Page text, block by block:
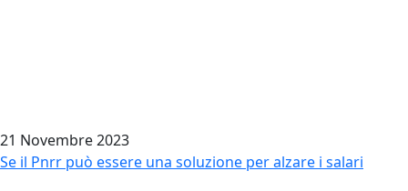
21 Novembre 2023
Se il Pnrr può essere una soluzione per alzare i salari